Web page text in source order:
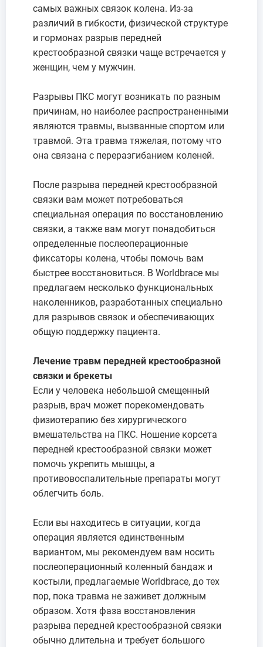
самых важных связок колена. Из-за
различий в гибкости, физической структуре
и гормонах разрыв передней
крестообразной связки чаще встречается у
женщин, чем у мужчин.
Разрывы ПКС могут возникать по разным
причинам, но наиболее распространенными
являются травмы, вызванные спортом или
травмой. Эта травма тяжелая, потому что
она связана с переразгибанием коленей.
После разрыва передней крестообразной
связки вам может потребоваться
специальная операция по восстановлению
связки, а также вам могут понадобиться
определенные послеоперационные
фиксаторы колена, чтобы помочь вам
быстрее восстановиться. В Worldbrace мы
предлагаем несколько функциональных
наколенников, разработанных специально
для разрывов связок и обеспечивающих
общую поддержку пациента.
Лечение травм передней крестообразной
связки и брекеты
Если у человека небольшой смещенный
разрыв, врач может порекомендовать
физиотерапию без хирургического
вмешательства на ПКС. Ношение корсета
передней крестообразной связки может
помочь укрепить мышцы, а
противовоспалительные препараты могут
облегчить боль.
Если вы находитесь в ситуации, когда
операция является единственным
вариантом, мы рекомендуем вам носить
послеоперационный коленный бандаж и
костыли, предлагаемые Worldbrace, до тех
пор, пока травма не заживет должным
образом. Хотя фаза восстановления
разрыва передней крестообразной связки
обычно длительна и требует большого